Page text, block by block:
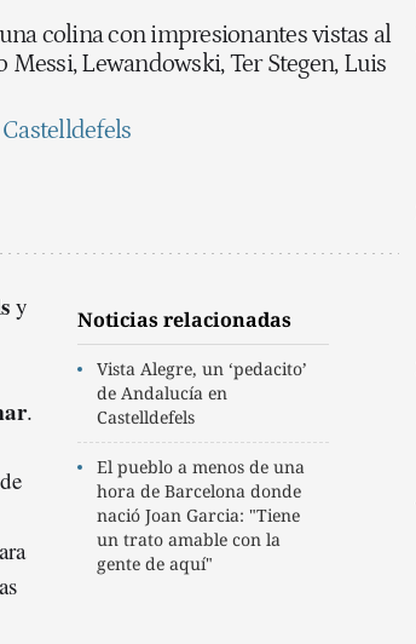
colina con impresionantes vistas al
Lewandowski, Ter Stegen, Luis
Noticias relacionadas
Vista Alegre, un ‘pedacito’
de Andalucía en
Castelldefels
El pueblo a menos de una
hora de Barcelona donde
nació Joan Garcia: "Tiene
un trato amable con la
gente de aquí"
y
.